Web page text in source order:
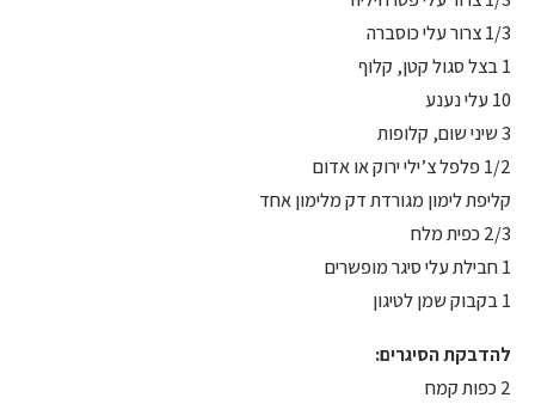
1/3 צרור עלי כוסברה
1 בצל סגול קטן, קלוף
10 עלי נענע
3 שיני שום, קלופות
1/2 פלפל צ’ילי ירוק או אדום
קליפת לימון מגורדת דק מלימון אחד
2/3 כפית מלח
1 חבילת עלי סיגר מופשרים
1 בקבוק שמן לטיגון
להדבקת הסיגרים:
2 כפות קמח